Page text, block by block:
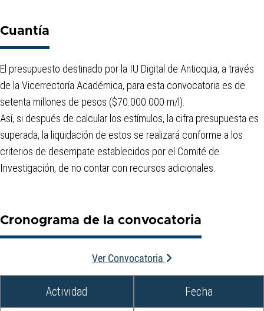
Cuantía
El presupuesto destinado por la IU Digital de Antioquia, a través
de la Vicerrectoría Académica, para esta convocatoria es de
setenta millones de pesos ($70.000.000 m/l).
Así, si después de calcular los estímulos, la cifra presupuesta es
superada, la liquidación de estos se realizará conforme a los
criterios de desempate establecidos por el Comité de
Investigación, de no contar con recursos adicionales.
Cronograma de la convocatoria
Ver Convocatoria
Actividad Fecha